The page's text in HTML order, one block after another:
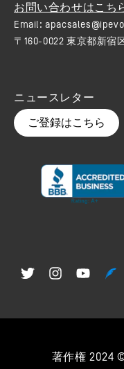
お問い合わせはこち
Email:
〒160-0022 東京都新宿
ニュースレター
ご登録はこちら
著作権 2024